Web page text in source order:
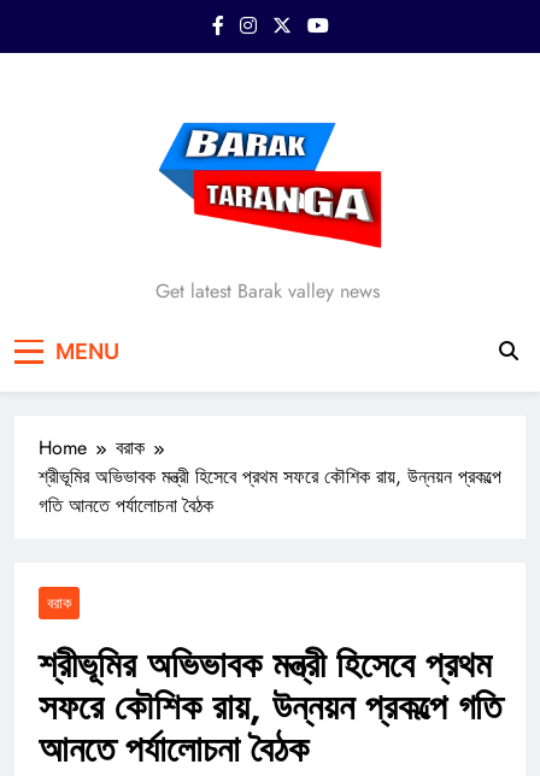
Barak Taranga
Get latest Barak valley news
MENU
Home
বরাক
শ্রীভূমির অভিভাবক মন্ত্রী হিসেবে প্রথম সফরে কৌশিক রায়, উন্নয়ন প্রকল্পে
গতি আনতে পর্যালোচনা বৈঠক
বরাক
শ্রীভূমির অভিভাবক মন্ত্রী হিসেবে প্রথম
সফরে কৌশিক রায়, উন্নয়ন প্রকল্পে গতি
আনতে পর্যালোচনা বৈঠক